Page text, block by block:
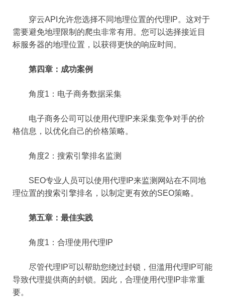
穿云API允许您选择不同地理位置的代理IP。这对于
需要避免地理限制的爬虫非常有用。您可以选择接近目
标服务器的地理位置，以获得更快的响应时间。
第四章：成功案例
角度1：电子商务数据采集
电子商务公司可以使用代理IP来采集竞争对手的价
格信息，以优化自己的价格策略。
角度2：搜索引擎排名监测
SEO专业人员可以使用代理IP来监测网站在不同地
理位置的搜索引擎排名，以制定更有效的SEO策略。
第五章：最佳实践
角度1：合理使用代理IP
尽管代理IP可以帮助您绕过封锁，但滥用代理IP可能
导致代理提供商的封锁。因此，合理使用代理IP非常重
要。